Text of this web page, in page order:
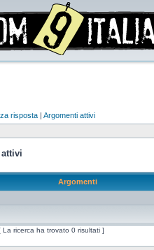
risposta | Argomenti attivi
Argomenti
La ricerca ha trovato 0 risultati ]